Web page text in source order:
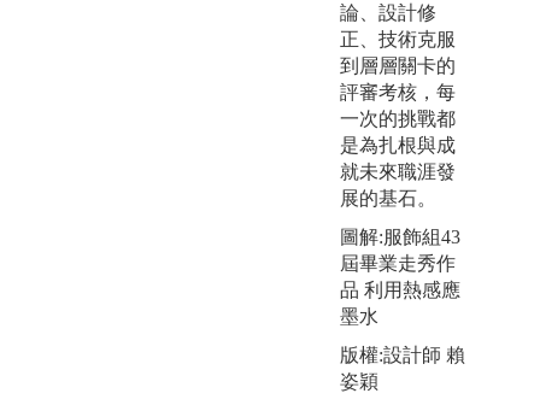
論、設計修
正、技術克服
到層層關卡的
評審考核，每
一次的挑戰都
是為扎根與成
就未來職涯發
展的基石。
圖解:服飾組43
屆畢業走秀作
品 利用熱感應
墨水
版權:設計師 賴
姿穎